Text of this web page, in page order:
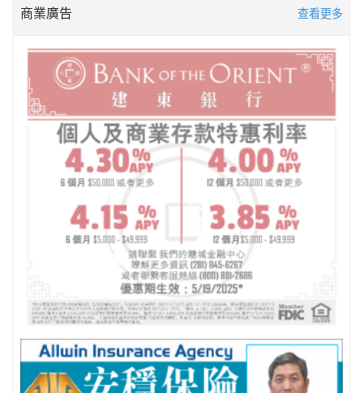
商業廣告 查看更多